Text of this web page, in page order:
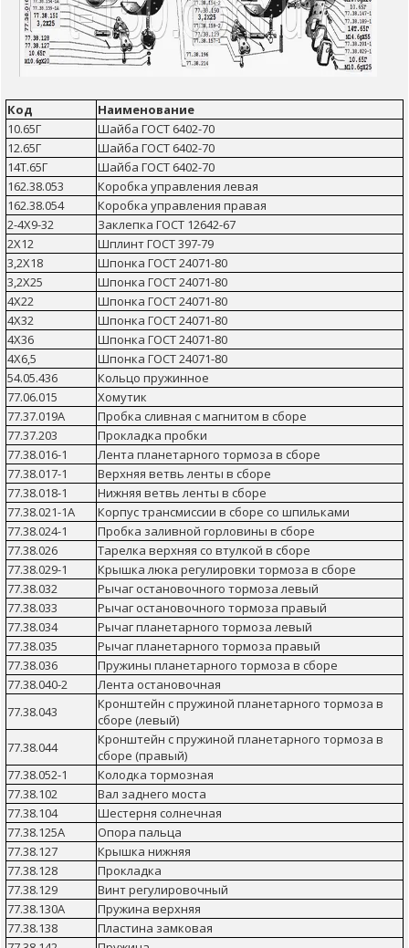
Код
Наименование
10.65Г
Шайба ГОСТ 6402-70
12.65Г
Шайба ГОСТ 6402-70
14Т.65Г
Шайба ГОСТ 6402-70
162.38.053
Коробка управления левая
162.38.054
Коробка управления правая
2-4Х9-32
Заклепка ГОСТ 12642-67
2Х12
Шплинт ГОСТ 397-79
3,2Х18
Шпонка ГОСТ 24071-80
3,2Х25
Шпонка ГОСТ 24071-80
4Х22
Шпонка ГОСТ 24071-80
4Х32
Шпонка ГОСТ 24071-80
4Х36
Шпонка ГОСТ 24071-80
4Х6,5
Шпонка ГОСТ 24071-80
54.05.436
Кольцо пружинное
77.06.015
Хомутик
77.37.019А
Пробка сливная с магнитом в сборе
77.37.203
Прокладка пробки
77.38.016-1
Лента планетарного тормоза в сборе
77.38.017-1
Верхняя ветвь ленты в сборе
77.38.018-1
Нижняя ветвь ленты в сборе
77.38.021-1А
Корпус трансмиссии в сборе со шпильками
77.38.024-1
Пробка заливной горловины в сборе
77.38.026
Тарелка верхняя со втулкой в сборе
77.38.029-1
Крышка люка регулировки тормоза в сборе
77.38.032
Рычаг остановочного тормоза левый
77.38.033
Рычаг остановочного тормоза правый
77.38.034
Рычаг планетарного тормоза левый
77.38.035
Рычаг планетарного тормоза правый
77.38.036
Пружины планетарного тормоза в сборе
77.38.040-2
Лента остановочная
77.38.043
Кронштейн с пружиной планетарного тормоза в
сборе (левый)
77.38.044
Кронштейн с пружиной планетарного тормоза в
сборе (правый)
77.38.052-1
Колодка тормозная
77.38.102
Вал заднего моста
77.38.104
Шестерня солнечная
77.38.125А
Опора пальца
77.38.127
Крышка нижняя
77.38.128
Прокладка
77.38.129
Винт регулировочный
77.38.130А
Пружина верхняя
77.38.138
Пластина замковая